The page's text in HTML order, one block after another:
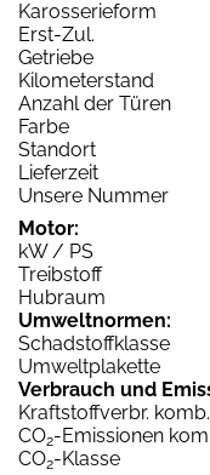
Karosserieform
Erst-Zul.
Getriebe
Kilometerstand
Anzahl der Türen
Farbe
Standort
Lieferzeit
Unsere Nummer
Motor:
kW / PS
Treibstoff
Hubraum
Umweltnormen:
Schadstoffklasse
Umweltplakette
Verbrauch und
Kraftstoffverbr. komb.
CO2-Emissionen
CO2-Klasse